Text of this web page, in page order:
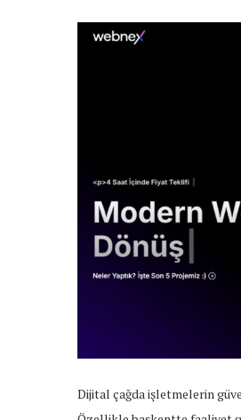
Dijital çağda işletmelerin